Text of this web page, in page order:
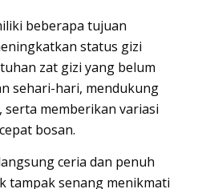
beberapa tujuan
status gizi
zat gizi yang belum
sehari-hari, mendukung
memberikan variasi
bosan.
ceria dan penuh
tampak senang menikmati